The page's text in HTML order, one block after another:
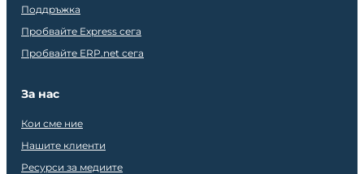
Поддръжка
Пробвайте Express сега
Пробвайте ERP.net сега
За нас
Кои сме ние
Нашите клиенти
Ресурси за медиите